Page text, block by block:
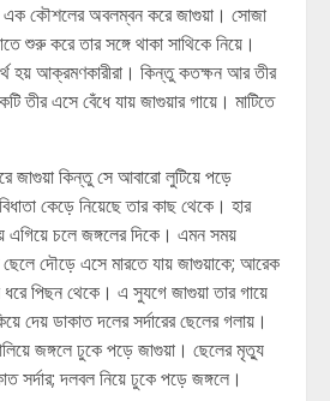
এক কৌশলের অবলম্বন করে জাগুয়া। সোজা
শুরু করে তার সঙ্গে থাকা সাথিকে নিয়ে।
হয় আক্রমণকারীরা। কিন্তু কতক্ষন আর তীর
তীর এসে বেঁধে যায় জাগুয়ার গায়ে। মাটিতে
জাগুয়া কিন্তু সে আবারো লুটিয়ে পড়ে
কেড়ে নিয়েছে তার কাছ থেকে। হার
এগিয়ে চলে জঙ্গলের দিকে। এমন সময়
ছেলে দৌড়ে এসে মারতে যায় জাগুয়াকে; আরেক
ধরে পিছন থেকে। এ সুযগে জাগুয়া তার গায়ে
দেয় ডাকাত দলের সর্দারের ছেলের গলায়।
জঙ্গলে ঢুকে পড়ে জাগুয়া। ছেলের মৃত্যু
সর্দার; দলবল নিয়ে ঢুকে পড়ে জঙ্গলে।